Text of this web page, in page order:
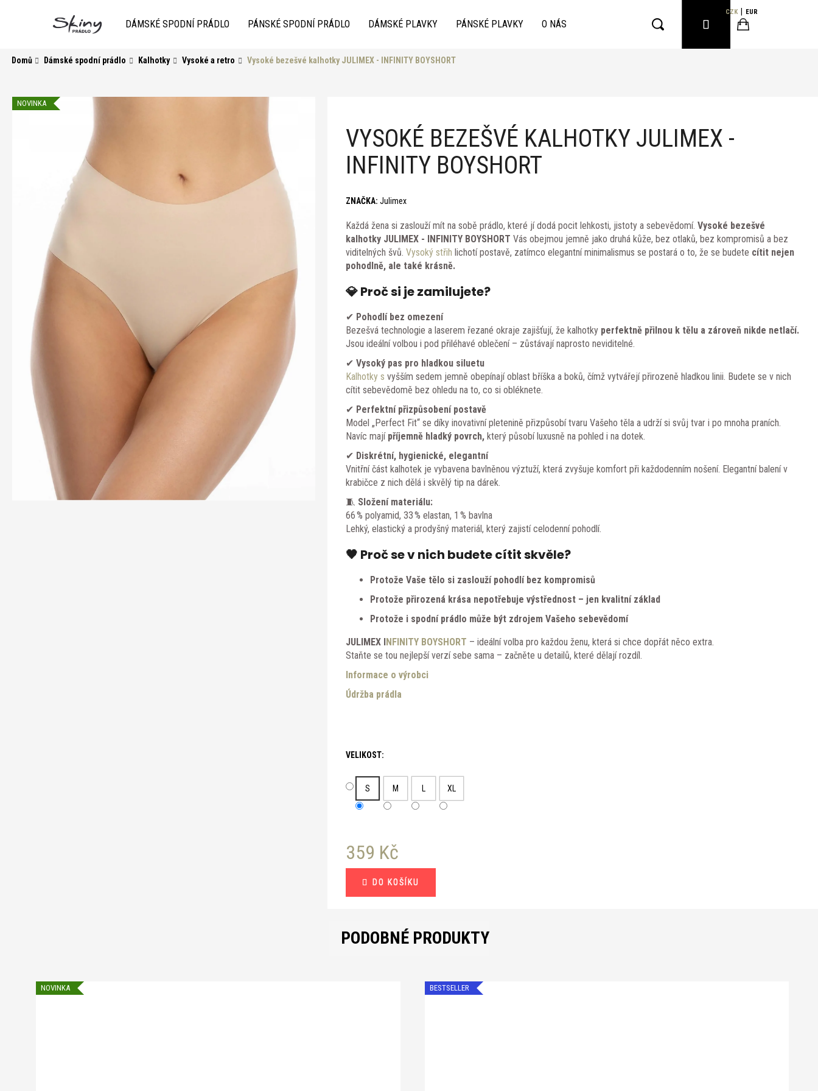
DÁMSKÉ SPODNÍ PRÁDLO PÁNSKÉ SPODNÍ PRÁDLO DÁMSKÉ PLAVKY PÁNSKÉ PLAVKY O NÁS
CZK EUR
PŘIHLÁŠENÍ
Domů Dámské spodní prádlo Kalhotky Vysoké a retro Vysoké bezešvé kalhotky JULIMEX - INFINITY BOYSHORT
VYSOKÉ BEZEŠVÉ KALHOTKY JULIMEX -
INFINITY BOYSHORT
VELIKOST:
S M L XL
359 Kč
cena:
DO KOŠÍKU
ZNAČKA: Julimex
Každá žena si zaslouží mít na sobě prádlo, které jí dodá pocit lehkosti, jistoty a sebevědomí. Vysoké bezešvé
kalhotky JULIMEX - INFINITY BOYSHORT Vás obejmou jemně jako druhá kůže, bez otlaků, bez kompromisů a bez
viditelných švů. Vysoký střih lichotí postavě, zatímco elegantní minimalismus se postará o to, že se budete cítit nejen
pohodlně, ale také krásně.
💎 Proč si je zamilujete?
✔ Pohodlí bez omezení
Bezešvá technologie a laserem řezané okraje zajišťují, že kalhotkyperfektně přilnou k tělu a zároveň nikde netlačí.
Jsou ideální volbou i pod přiléhavé oblečení – zůstávají naprosto neviditelné.
✔ Vysoký pas pro hladkou siluetu
Kalhotky s vyšším sedem jemně obepínají oblast bříška a boků, čímž vytvářejí přirozeně hladkou linii. Budete se v nich
cítit sebevědomě bez ohledu na to, co si obléknete.
✔ Perfektní přizpůsobení postavě
Model „Perfect Fit“ se díky inovativní pletenině přizpůsobí tvaru Vašeho těla a udrží si svůj tvar i po mnoha praních.
Navíc mají příjemně hladký povrch,který působí luxusně na pohled i na dotek.
✔ Diskrétní, hygienické, elegantní
Vnitřní část kalhotek je vybavena bavlněnou výztuží, která zvyšuje komfort při každodenním nošení. Elegantní balení v
krabičce z nich dělá i skvělý tip na dárek.
🧵 Složení materiálu:
66 % polyamid, 33 % elastan, 1 % bavlna
Lehký, elastický a prodyšný materiál, který zajistí celodenní pohodlí.
🖤 Proč se v nich budete cítit skvěle?
Protože Vaše tělo si zaslouží pohodlí bez kompromisů
Protože přirozená krása nepotřebuje výstřednost – jen kvalitní základ
Protože i spodní prádlo může být zdrojem Vašeho sebevědomí
JULIMEX INFINITY BOYSHORT – ideální volba pro každou ženu, která si chce dopřát něco extra.
Staňte se tou nejlepší verzí sebe sama – začněte u detailů, které dělají rozdíl.
Informace o výrobci
Údržba prádla
NOVINKA
PODOBNÉ PRODUKTY
NOVINKA BESTSELLER
Zpět
obchodu
Zpětdo
Doporučujeme